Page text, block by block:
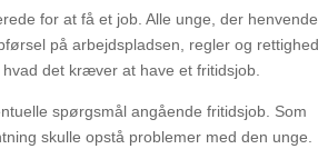
for at få et job. Alle unge, der
på arbejdspladsen, regler og
det kræver at have et fritidsjob.
spørgsmål angående fritidsjob. Som
skulle opstå problemer med den unge.